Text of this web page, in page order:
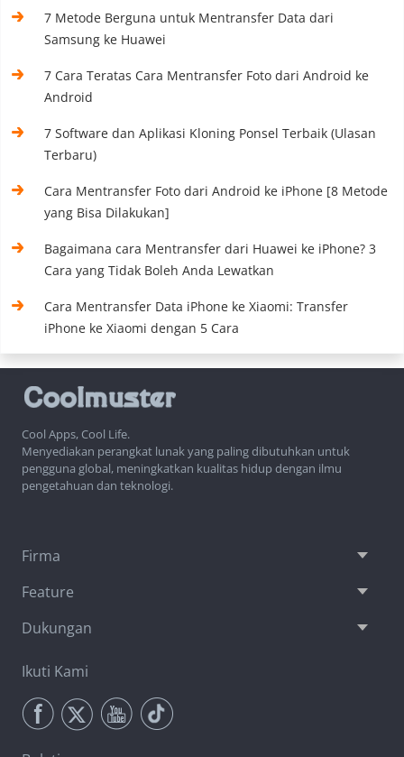
7 Metode Berguna untuk Mentransfer Data dari
Samsung ke Huawei
7 Cara Teratas Cara Mentransfer Foto dari Android ke
Android
7 Software dan Aplikasi Kloning Ponsel Terbaik (Ulasan
Terbaru)
Cara Mentransfer Foto dari Android ke iPhone [8 Metode
yang Bisa Dilakukan]
Bagaimana cara Mentransfer dari Huawei ke iPhone? 3
Cara yang Tidak Boleh Anda Lewatkan
Cara Mentransfer Data iPhone ke Xiaomi: Transfer
iPhone ke Xiaomi dengan 5 Cara
Cool Apps, Cool Life.
Menyediakan perangkat lunak yang paling dibutuhkan untuk
pengguna global, meningkatkan kualitas hidup dengan ilmu
pengetahuan dan teknologi.
Firma
Feature
Dukungan
Ikuti Kami